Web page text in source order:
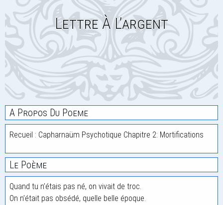
Lettre À L’argent
A Propos Du Poeme
Recueil : Capharnaüm Psychotique Chapitre 2: Mortifications
Le Poème
Quand tu n’étais pas né, on vivait de troc.
On n’était pas obsédé, quelle belle époque.